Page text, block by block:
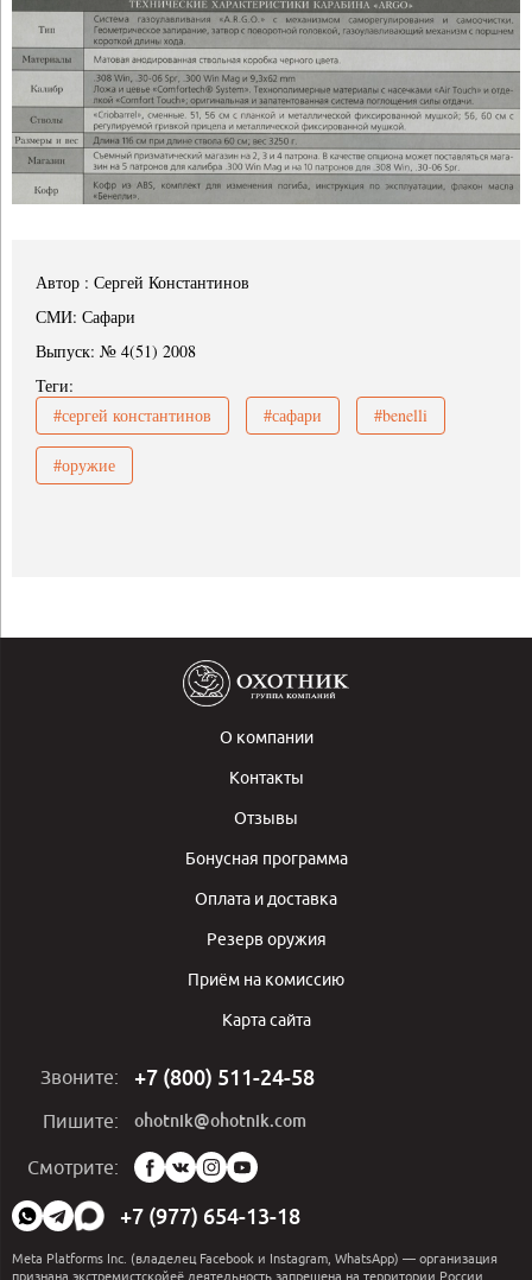
Автор : Сергей Константинов
СМИ: Сафари
Выпуск: № 4(51) 2008
Теги:
#сергей константинов
#сафари #benelli
#оружие
О компании
Контакты
Отзывы
Бонусная программа
Оплата и доставка
Резерв оружия
Приём на комиссию
Карта сайта
Звоните: +7 (800) 511-24-58
Пишите: ohotnik@ohotnik.com
Смотрите:
Мы
в
социальных
сетях:
+7 (977) 654-13-18
Meta Platforms Inc. (владелец Facebook и Instagram, WhatsApp) — организация
признана экстремистскойеё деятельность запрещена на территории России.